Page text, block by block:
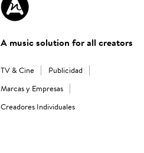
A music solution for all creators
TV & Cine
Publicidad
Marcas y Empresas
Creadores Individuales